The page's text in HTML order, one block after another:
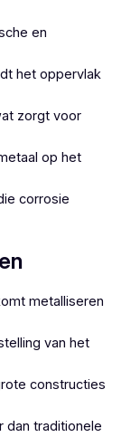
en
het oppervlak
zorgt voor
op het
corrosie
metalliseren
van het
constructies
dan traditionele